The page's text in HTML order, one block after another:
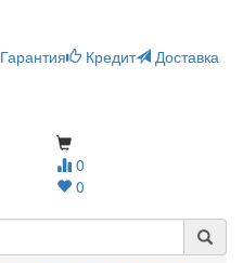
Гарантия Кредит
Доставка
0
0